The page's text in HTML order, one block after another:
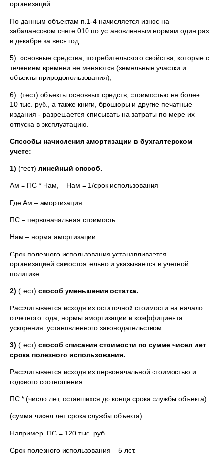
организаций.
По данным объектам п.1-4 начисляется износ на
забалансовом счете 010 по установленным нормам один раз
в декабре за весь год.
5) основные средства, потребительского свойства, которые с
течением времени не меняются (земельные участки и
объекты природопользования);
6) (тест) объекты основных средств, стоимостью не более
10 тыс. руб., а также книги, брошюры и другие печатные
издания - разрешается списывать на затраты по мере их
отпуска в эксплуатацию.
Способы начисления амортизации в бухгалтерском
учете:
1) (тест) линейный способ.
Ам = ПС * Нам, Нам = 1/срок использования
Где Ам – амортизация
ПС – первоначальная стоимость
Нам – норма амортизации
Срок полезного использования устанавливается
организацией самостоятельно и указывается в учетной
политике.
2) (тест) способ уменьшения остатка.
Рассчитывается исходя из остаточной стоимости на начало
отчетного года, нормы амортизации и коэффициента
ускорения, установленного законодательством.
3) (тест) способ списания стоимости по сумме чисел лет
срока полезного использования.
Рассчитывается исходя из первоначальной стоимостью и
годового соотношения:
ПС * (число лет, оставшихся до конца срока службы объекта)
(сумма чисел лет срока службы объекта)
Например, ПС = 120 тыс. руб.
Срок полезного использования – 5 лет.